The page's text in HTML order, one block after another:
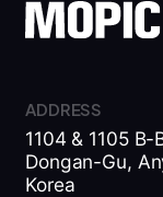
ADDRESS
1104 & 1105
Dongan-Gu,
Korea